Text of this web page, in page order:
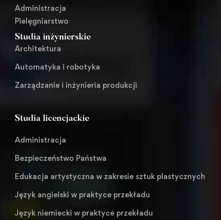
Administracja
Pielęgniarstwo
Studia inżynierskie
Architektura
Automatyka i robotyka
Zarządzanie i inżynieria produkcji
Studia licencjackie
Administracja
Bezpieczeństwo Państwa
Edukacja artystyczna w zakresie sztuk plastycznych
Język angielski w praktyce przekładu
Język niemiecki w praktyce przekładu